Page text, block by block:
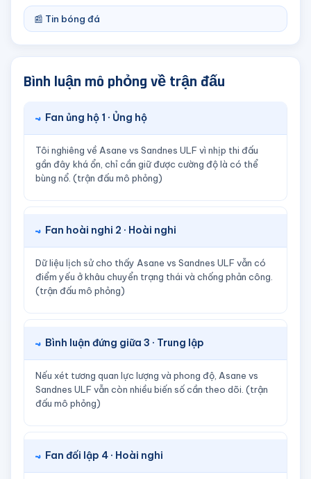
📰 Tin bóng đá
Bình luận mô phỏng về trận đấu
Fan ủng hộ 1 · Ủng hộ
Tôi nghiêng về Asane vs Sandnes ULF vì nhịp thi đấu
gần đây khá ổn, chỉ cần giữ được cường độ là có thể
bùng nổ. (trận đấu mô phỏng)
Fan hoài nghi 2 · Hoài nghi
Dữ liệu lịch sử cho thấy Asane vs Sandnes ULF vẫn có
điểm yếu ở khâu chuyển trạng thái và chống phản công.
(trận đấu mô phỏng)
Bình luận đứng giữa 3 · Trung lập
Nếu xét tương quan lực lượng và phong độ, Asane vs
Sandnes ULF vẫn còn nhiều biến số cần theo dõi. (trận
đấu mô phỏng)
Fan đối lập 4 · Hoài nghi